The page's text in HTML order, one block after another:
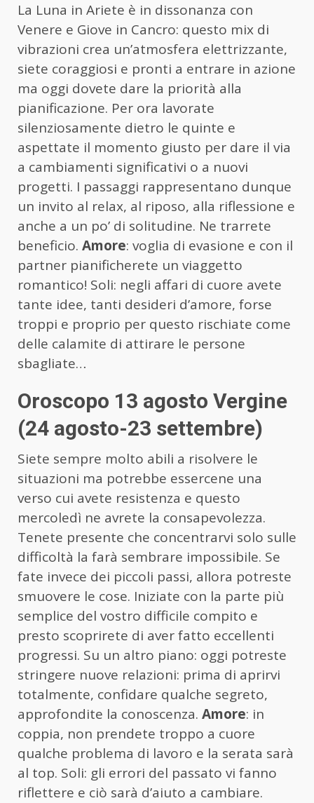
La Luna in Ariete è in dissonanza con
Venere e Giove in Cancro: questo mix di
vibrazioni crea un’atmosfera elettrizzante,
siete coraggiosi e pronti a entrare in azione
ma oggi dovete dare la priorità alla
pianificazione. Per ora lavorate
silenziosamente dietro le quinte e
aspettate il momento giusto per dare il via
a cambiamenti significativi o a nuovi
progetti. I passaggi rappresentano dunque
un invito al relax, al riposo, alla riflessione e
anche a un po’ di solitudine. Ne trarrete
beneficio. Amore: voglia di evasione e con il
partner pianificherete un viaggetto
romantico! Soli: negli affari di cuore avete
tante idee, tanti desideri d’amore, forse
troppi e proprio per questo rischiate come
delle calamite di attirare le persone
sbagliate…
Oroscopo 13 agosto Vergine
(24 agosto-23 settembre)
Siete sempre molto abili a risolvere le
situazioni ma potrebbe essercene una
verso cui avete resistenza e questo
mercoledì ne avrete la consapevolezza.
Tenete presente che concentrarvi solo sulle
difficoltà la farà sembrare impossibile. Se
fate invece dei piccoli passi, allora potreste
smuovere le cose. Iniziate con la parte più
semplice del vostro difficile compito e
presto scoprirete di aver fatto eccellenti
progressi. Su un altro piano: oggi potreste
stringere nuove relazioni: prima di aprirvi
totalmente, confidare qualche segreto,
approfondite la conoscenza. Amore: in
coppia, non prendete troppo a cuore
qualche problema di lavoro e la serata sarà
al top. Soli: gli errori del passato vi fanno
riflettere e ciò sarà d’aiuto a cambiare.